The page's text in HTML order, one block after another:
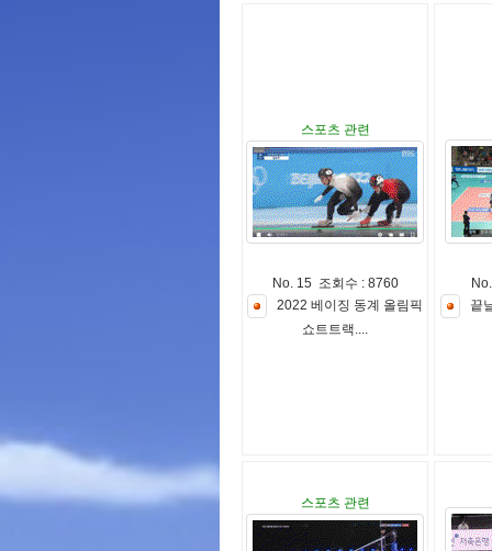
스포츠 관련
No. 15 조회수 : 8760
2022 베 이 징 동계 올림 픽
쇼트트랙....
끝
스포츠 관련